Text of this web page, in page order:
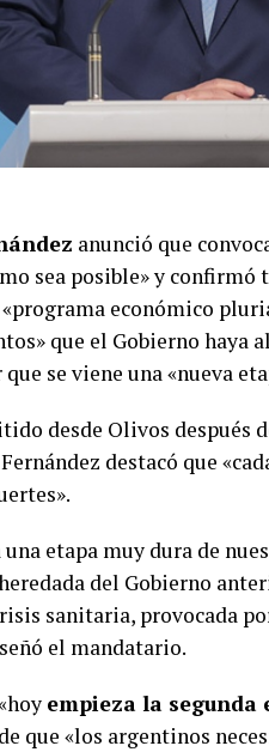
anunció que
sea posible» y
económico
que el Gobierno haya
se viene una «nueva
desde Olivos después
destacó que
etapa muy dura de
del Gobierno
sanitaria, provocada
el mandatario.
empieza la segunda
que «los argentinos